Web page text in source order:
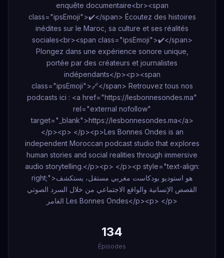
enquête documentaire<br><span
class="ipsEmoji">✔️</span> Écoutez des histoires
inédites sur le Maroc, sa culture et ses réalités
sociales<br><span class="ipsEmoji">✔️</span>
Plongez dans une expérience sonore unique,
portée par des créateurs et journalistes
indépendants</p><p><span
class="ipsEmoji">🔗</span> Retrouvez tous nos
podcasts ici : <a href="https://lesbonnesondes.ma"
rel="external nofollow"
target="_blank">https://lesbonnesondes.ma</a>
</p><p> </p><p>Les Bonnes Ondes is an
independent Moroccan podcast studio that explores
human stories and social realities through immersive
audio storytelling.</p><p> </p><p style="text-align:
right;">هو استوديو بودكاست مغربي مستقل، يستكشف
القصص الإنسانية والواقع الاجتماعي من خلال السرد الصوتي
الغامر Les Bonnes Ondes</p><p> </p>
134
Épisodes